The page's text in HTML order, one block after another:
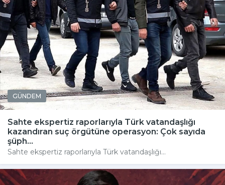
GÜNDEM
Sahte ekspertiz raporlarıyla Türk vatandaşlığı
kazandıran suç örgütüne operasyon: Çok sayıda
şüph...
Sahte ekspertiz raporlarıyla Türk vatandaşlığı...